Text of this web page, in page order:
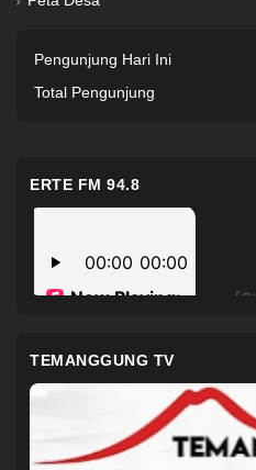
Pengunjung Hari Ini
Total Pengunjung
ERTE FM 94.8
TEMANGGUNG TV